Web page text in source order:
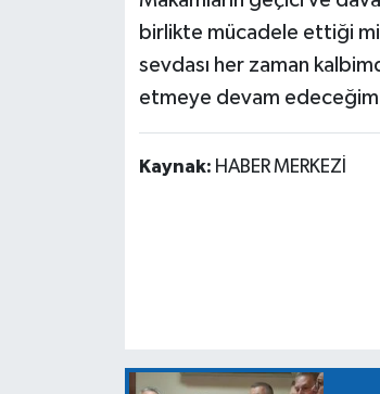
birlikte mücadele ettiği
sevdası her zaman
etmeye devam
Kaynak: HABER MERKEZİ